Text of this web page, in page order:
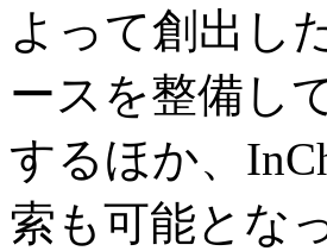
よって創出し
ースを整備し
するほか、
索も可能とな